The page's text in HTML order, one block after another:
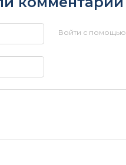
Войти с помощью